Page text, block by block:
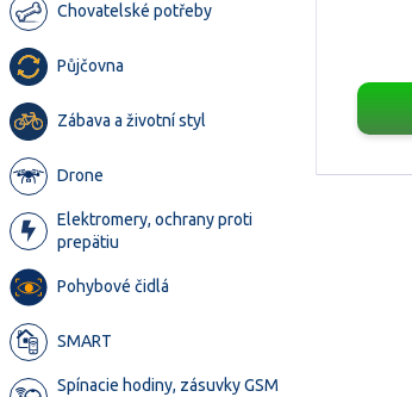
Chovatelské potřeby
Půjčovna
Zábava a životní styl
Drone
Elektromery, ochrany proti
prepätiu
Pohybové čidlá
SMART
Spínacie hodiny, zásuvky GSM